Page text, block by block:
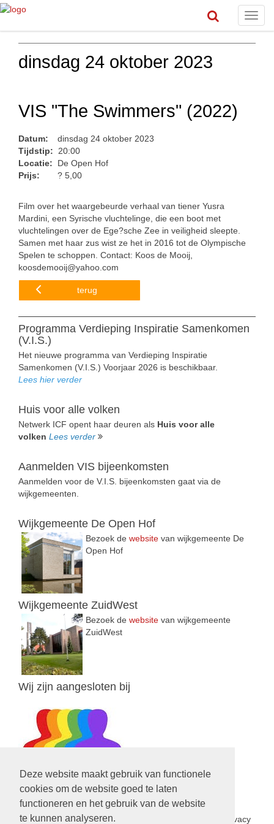
Deze website maakt gebruik van functionele
cookies om de website goed te laten
functioneren en het gebruik van de website
te kunnen analyseren.
dinsdag 24 oktober 2023
VIS "The Swimmers" (2022)
Datum:
dinsdag 24 oktober 2023
Tijdstip:
20:00
Locatie:
De Open Hof
Prijs:
? 5,00
Film over het waargebeurde verhaal van tiener Yusra
Mardini, een Syrische vluchtelinge, die een boot met
vluchtelingen over de Ege?sche Zee in veiligheid sleepte.
Samen met haar zus wist ze het in 2016 tot de Olympische
Spelen te schoppen. Contact: Koos de Mooij,
koosdemooij@yahoo.com
terug
Programma Verdieping Inspiratie Samenkomen
(V.I.S.)
Het nieuwe programma van Verdieping Inspiratie
Samenkomen (V.I.S.) Voorjaar 2026 is beschikbaar.
Lees hier verder
Huis voor alle volken
Netwerk ICF opent haar deuren als Huis voor alle
volken Lees verder
Aanmelden VIS bijeenkomsten
Aanmelden voor de V.I.S. bijeenkomsten gaat via de
wijkgemeenten.
Wijkgemeente De Open Hof
Bezoek de website van wijkgemeente De
Open Hof
Wijkgemeente ZuidWest
Bezoek de website van wijkgemeente
ZuidWest
Wij zijn aangesloten bij
Privacy Statement
In het kader van de nieuwe privacy wetgeving is een privacy